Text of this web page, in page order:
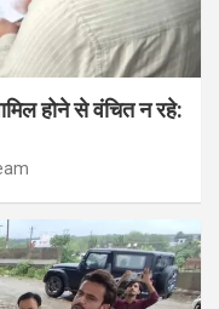
होने से वंचित न रहे: